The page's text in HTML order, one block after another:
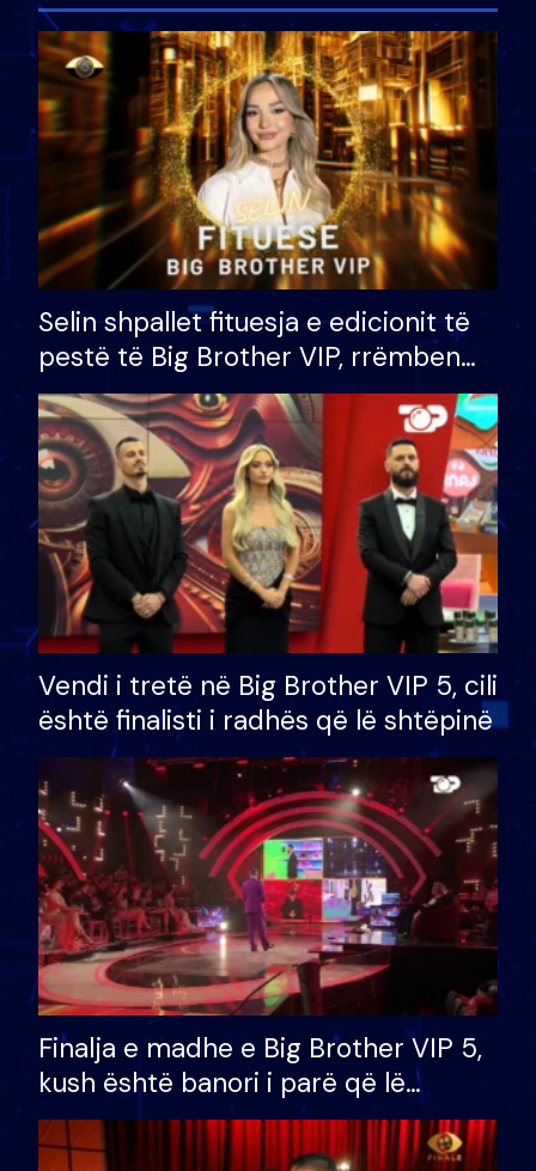
Selin shpallet fituesja e edicionit të
pestë të Big Brother VIP, rrëmben
çmimin e madh prej 100 mijë eurosh
Vendi i tretë në Big Brother VIP 5, cili
është finalisti i radhës që lë shtëpinë
Finalja e madhe e Big Brother VIP 5,
kush është banori i parë që lë
shtëpinë dhe humb mundësinë për
të fituar çmimin e madh